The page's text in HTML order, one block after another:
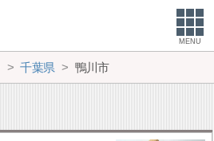
MENU
千葉県 鴨川市